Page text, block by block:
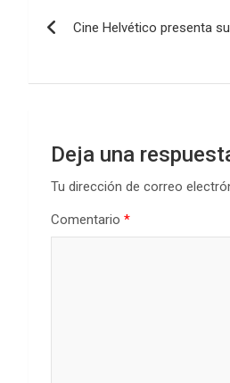
o
k
A
p
n
entradas
Cine Helvético presenta
Deja una
Tu dirección de correo
Comentario *